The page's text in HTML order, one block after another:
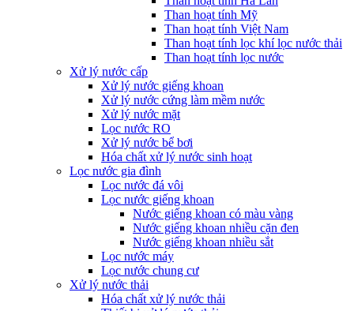
Than hoạt tính Mỹ
Than hoạt tính Việt Nam
Than hoạt tính lọc khí lọc nước thải
Than hoạt tính lọc nước
Xử lý nước cấp
Xử lý nước giếng khoan
Xử lý nước cứng làm mềm nước
Xử lý nước mặt
Lọc nước RO
Xử lý nước bể bơi
Hóa chất xử lý nước sinh hoạt
Lọc nước gia đình
Lọc nước đá vôi
Lọc nước giếng khoan
Nước giếng khoan có màu vàng
Nước giếng khoan nhiều cặn đen
Nước giếng khoan nhiều sắt
Lọc nước máy
Lọc nước chung cư
Xử lý nước thải
Hóa chất xử lý nước thải